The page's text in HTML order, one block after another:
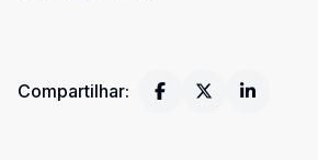
Compartilhar: